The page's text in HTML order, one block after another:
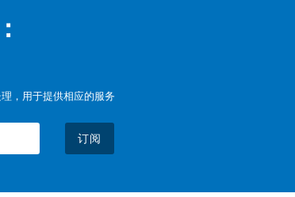
，用于提供相应的服务
订阅